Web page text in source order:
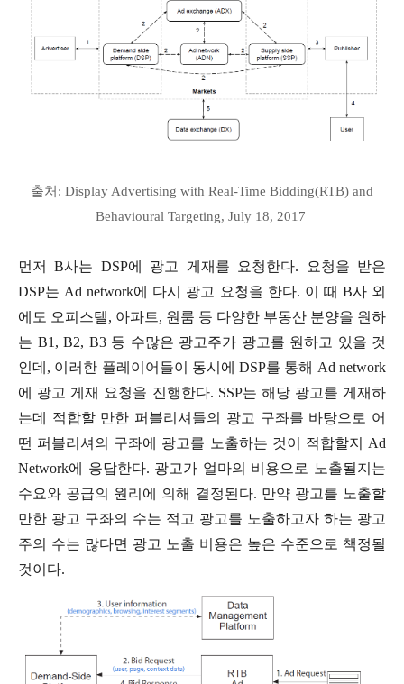
출처: Display Advertising with Real-Time Bidding(RTB) and
Behavioural Targeting, July 18, 2017
먼저 B사는 DSP에 광고 게재를 요청한다. 요청을 받은
DSP는 Ad network에 다시 광고 요청을 한다. 이 때 B사 외
에도 오피스텔, 아파트, 원룸 등 다양한 부동산 분양을 원하
는 B1, B2, B3 등 수많은 광고주가 광고를 원하고 있을 것
인데, 이러한 플레이어들이 동시에 DSP를 통해 Ad network
에 광고 게재 요청을 진행한다. SSP는 해당 광고를 게재하
는데 적합할 만한 퍼블리셔들의 광고 구좌를 바탕으로 어
떤 퍼블리셔의 구좌에 광고를 노출하는 것이 적합할지 Ad
Network에 응답한다. 광고가 얼마의 비용으로 노출될지는
수요와 공급의 원리에 의해 결정된다. 만약 광고를 노출할
만한 광고 구좌의 수는 적고 광고를 노출하고자 하는 광고
주의 수는 많다면 광고 노출 비용은 높은 수준으로 책정될
것이다.